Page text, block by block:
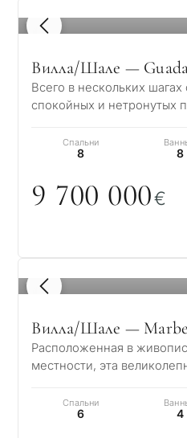
1 / 8
Вилла/Шале —
Всего в нескольких
спокойных и нетронутых
Гуада…Спальни
8 8
9 700 000€
1 / 8
Вилла/Шале —
Расположенная в
местности, эта
элегантности и…
Спальни
6 4